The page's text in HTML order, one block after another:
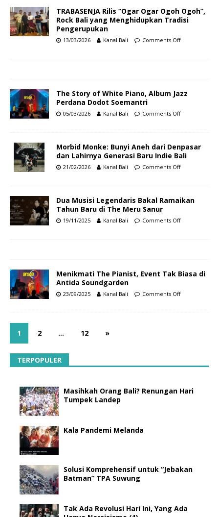
TRABASENJA Rilis “Ogar Ogar Ogoh Ogoh”,
Rock Bali yang Menghidupkan Tradisi
Pengerupukan
13/03/2026 Kanal Bali Comments Off
The Story of White Piano, Album Jazz
Perdana Dodot Soemantri
05/03/2026 Kanal Bali Comments Off
Morbid Monke: Bunyi Aneh dari Denpasar
dan Lahirnya Generasi Baru Indie Bali
21/02/2026 Kanal Bali Comments Off
Dua Musisi Legendaris Bakal Ramaikan
Tahun Baru di The Meru Sanur
19/11/2025 Kanal Bali Comments Off
Menikmati The Pianist, Event Tak Biasa di
Antida Soundgarden
23/09/2025 Kanal Bali Comments Off
1 2 … 12 »
TERPOPULER
Masihkah Orang Bali? Renungan Hari
Tumpek Landep
Kala Pandemi Melanda
Solusi Komprehensif untuk “Jebakan
Batman” TPA Suwung
Tak Ada Revolusi Hari Ini, Yang Ada